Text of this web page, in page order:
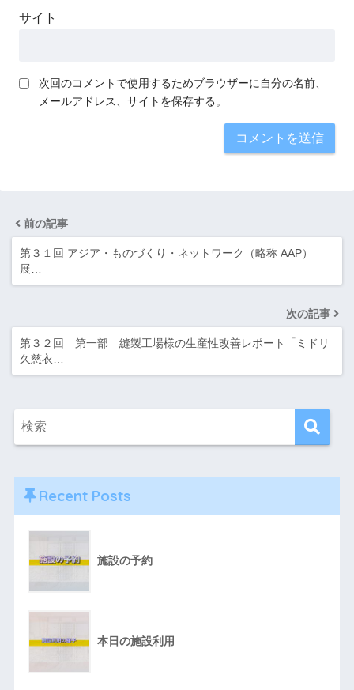
サイト
次回のコメントで使用するためブラウザーに自分の名前、
メールアドレス、サイトを保存する。
前の記事
第３１回 アジア・ものづくり・ネットワーク（略称 AAP）
展…
次の記事
第３２回 第一部 縫製工場様の生産性改善レポート「ミドリ
久慈衣…
Recent Posts
施設の予約
本日の施設利用